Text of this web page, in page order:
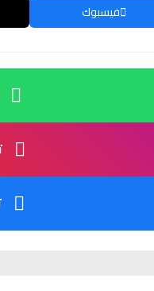
فيسبوك